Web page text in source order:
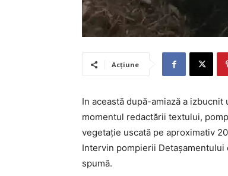
Acțiune
In această după-amiază a
momentul redactării textului,
vegetație uscată pe aproximativ
Intervin pompierii
spumă.